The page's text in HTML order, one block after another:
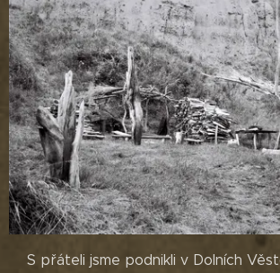
S přáteli jsme podnikli v Dolních